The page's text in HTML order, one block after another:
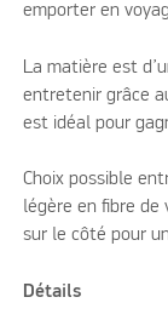
emporter en
La matière est
entretenir grâce
est idéal pour
Choix possible
légère en fibre de
sur le côté pour
Détails